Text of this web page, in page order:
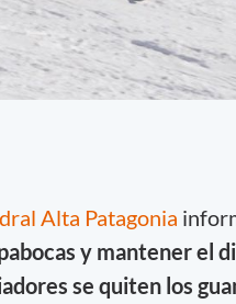
Alta Patagonia
y mantener el
se quiten los